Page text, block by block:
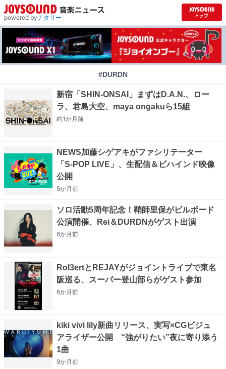
powered byナタリー
#DURDN
新宿「SHIN-ONSAI」まずはD.A.N.、ロー
ラ、君島大空、maya ongakuら15組
約1か月前
NEWS加藤シゲアキがファシリテーター
「S-POP LIVE」、生配信＆ビハインド映像
公開
5か月前
ソロ活動5周年記念！鞘師里保がビルボード
公演開催、Rei＆DURDNがゲスト出演
6か月前
Rol3ertとREJAYがジョイントライブで東名
阪巡る、スーパー登山部らがゲスト参加
6か月前
kiki vivi lily新曲リリース、実写×CGビジュ
アライザー公開 “強がりたい”夜に寄り添う
1曲
9か月前